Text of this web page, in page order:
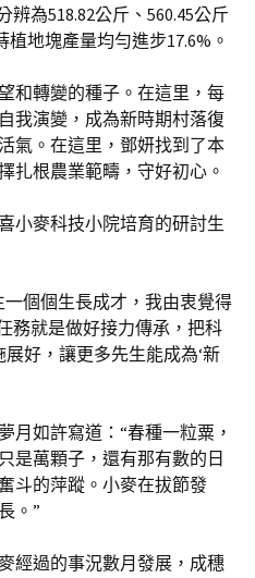
辨為518.82公斤、560.45公斤
地塊產量均勻進步17.6%。
和轉變的種子。在這里，每
我演變，成為新時期村落復
氣。在這里，鄧妍找到了本
扎根農業範疇，守好初心。
小麥科技小院培育的研討生
個個生長成才，我由衷覺得
務就是做好接力傳承，把科
展好，讓更多先生能成為‘新
月如許寫道：“春種一粒粟，
是萬顆子，還有那有數的日
斗的萍蹤。小麥在拔節發
。”
經過的事況數月發展，成穗